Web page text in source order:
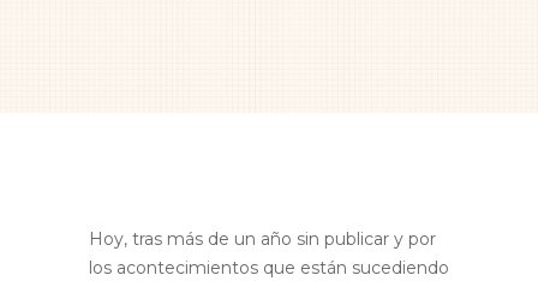
Hoy, tras más de un año sin publicar y por
los acontecimientos que están sucediendo